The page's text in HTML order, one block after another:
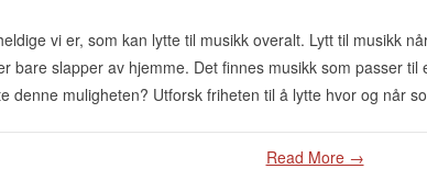
vi er, som kan lytte til musikk overalt. Lytt til musikk
bare slapper av hjemme. Det finnes musikk som passer
denne muligheten? Utforsk friheten til å lytte hvor og når
Read More →